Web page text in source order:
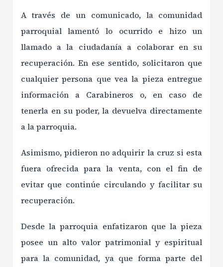
A través de un comunicado, la comunidad
parroquial lamentó lo ocurrido e hizo un
llamado a la ciudadanía a colaborar en su
recuperación. En ese sentido, solicitaron que
cualquier persona que vea la pieza entregue
información a Carabineros o, en caso de
tenerla en su poder, la devuelva directamente
a la parroquia.
Asimismo, pidieron no adquirir la cruz si esta
fuera ofrecida para la venta, con el fin de
evitar que continúe circulando y facilitar su
recuperación.
Desde la parroquia enfatizaron que la pieza
posee un alto valor patrimonial y espiritual
para la comunidad, ya que forma parte del